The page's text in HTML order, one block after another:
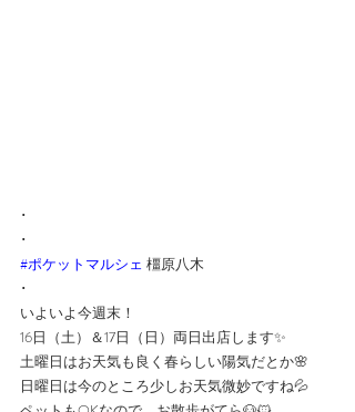
･
･
#ポケットマルシェ 橿原八木
･
いよいよ今週末！
16日（土）＆17日（日）両日出店します✨
土曜日はお天気も良く春らしい陽気だとか🌸
日曜日は今のところ少しお天気微妙ですね💦